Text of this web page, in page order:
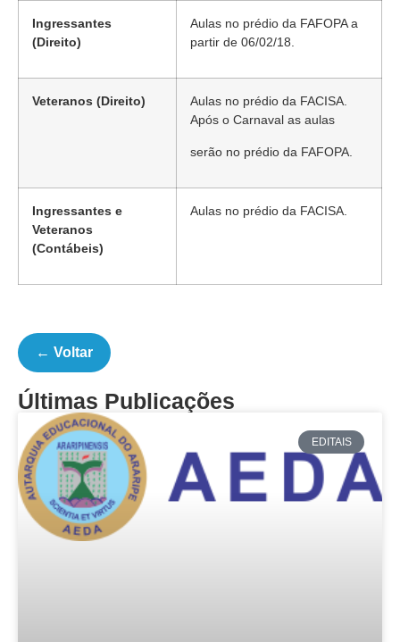
Ingressantes
(Direito)
Aulas no prédio da FAFOPA a
partir de 06/02/18.
Veteranos (Direito)
Aulas no prédio da FACISA.
Após o Carnaval as aulas
serão no prédio da FAFOPA.
Ingressantes e
Veteranos
(Contábeis)
Aulas no prédio da FACISA.
← Voltar
Últimas Publicações
EDITAIS